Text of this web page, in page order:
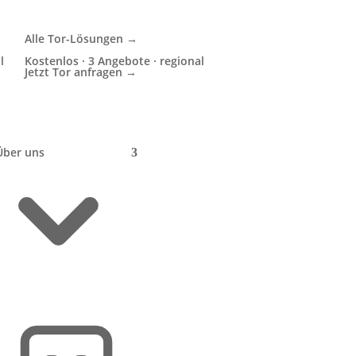
Alle Tor-Lösungen →
Kostenlos · 3 Angebote · regional
Jetzt Tor anfragen →
uns